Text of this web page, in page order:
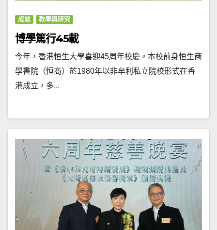
成就 教學與研究
博學篤行45載
今年，香港恒生大學喜迎45周年校慶。本校前身恒生商
學書院（恒商）於1980年以非牟利私立院校形式在香
港成立，多...